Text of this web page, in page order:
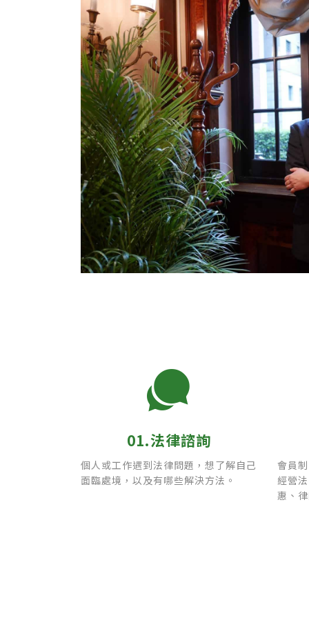
01.法律諮詢
個人或工作遇到法律問題，想了解自己
面臨處境，以及有哪些解決方法。
會員
經營
惠、